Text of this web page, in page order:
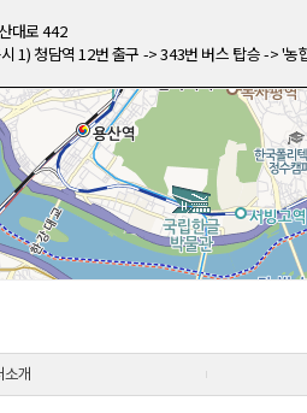
대로 442
1) 청담역 12번 출구 -> 343번 버스 탑승 -> '
소개